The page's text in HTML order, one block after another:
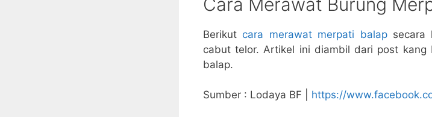
Berikut cara merawat merpati balapsecara
cabut telor. Artikel ini diambil dari post kang
balap.
Sumber : Lodaya BF | https://